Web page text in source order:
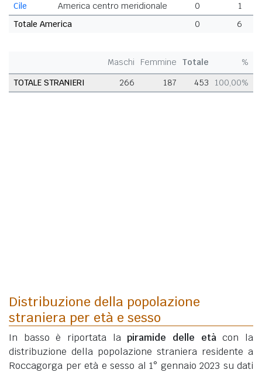
Cile
America centro meridionale 0
1
Totale America
0 6
Maschi Femmine Totale
%
TOTALE STRANIERI
266 187 453 100,00%
Distribuzione della popolazione
straniera per età e sesso
In basso è riportata lapiramide delle etàcon la
distribuzione della popolazione straniera residente a
Roccagorga per età e sesso al 1° gennaio 2023 su dati